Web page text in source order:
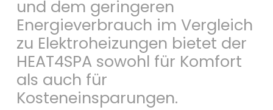
und dem geringeren
Energieverbrauch im Vergleich
zu Elektroheizungen bietet der
HEAT4SPA sowohl für Komfort
als auch für
Kosteneinsparungen.